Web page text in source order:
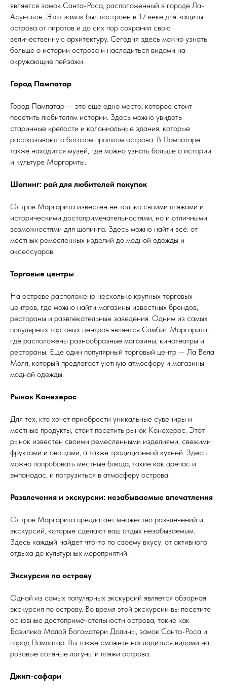
является замок Санта-Роса, расположенный в городе Ла-
Асунсьон. Этот замок был построен в 17 веке для защиты
острова от пиратов и до сих пор сохранил свою
величественную архитектуру. Сегодня здесь можно узнать
больше о истории острова и насладиться видами на
окружающие пейзажи.
Город Пампатар
Город Пампатар — это еще одно место, которое стоит
посетить любителям истории. Здесь можно увидеть
старинные крепости и колониальные здания, которые
рассказывают о богатом прошлом острова. В Пампатаре
также находится музей, где можно узнать больше о истории
и культуре Маргариты.
Шопинг: рай для любителей покупок
Остров Маргарита известен не только своими пляжами и
историческими достопримечательностями, но и отличными
возможностями для шопинга. Здесь можно найти всё: от
местных ремесленных изделий до модной одежды и
аксессуаров.
Торговые центры
На острове расположено несколько крупных торговых
центров, где можно найти магазины известных брендов,
рестораны и развлекательные заведения. Одним из самых
популярных торговых центров является Самбил Маргарита,
где расположены разнообразные магазины, кинотеатры и
рестораны. Еще один популярный торговый центр — Ла Вела
Молл, который предлагает уютную атмосферу и магазины
модной одежды.
Рынок Конехерос
Для тех, кто хочет приобрести уникальные сувениры и
местные продукты, стоит посетить рынок Конехерос. Этот
рынок известен своими ремесленными изделиями, свежими
фруктами и овощами, а также традиционной кухней. Здесь
можно попробовать местные блюда, такие как арепас и
эмпанадас, и погрузиться в атмосферу острова.
Развлечения и экскурсии: незабываемые впечатления
Остров Маргарита предлагает множество развлечений и
экскурсий, которые сделают ваш отдых незабываемым.
Здесь каждый найдет что-то по своему вкусу: от активного
отдыха до культурных мероприятий.
Экскурсия по острову
Одной из самых популярных экскурсий является обзорная
экскурсия по острову. Во время этой экскурсии вы посетите
основные достопримечательности острова, такие как
Базилика Малой Богоматери Долины, замок Санта-Роса и
город Пампатар. Вы также сможете насладиться видами на
розовые соляные лагуны и пляжи острова.
Джип-сафари